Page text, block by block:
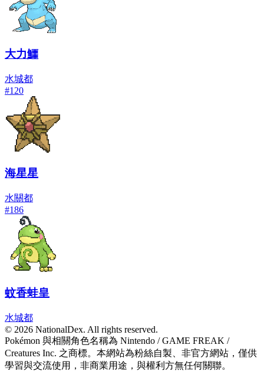
大力鱷
水城都
#120
海星星
水關都
#186
蚊香蛙皇
水城都
© 2026 NationalDex. All rights reserved.
Pokémon 與相關角色名稱為 Nintendo / GAME FREAK /
Creatures Inc. 之商標。本網站為粉絲自製、非官方網站，僅供
學習與交流使用，非商業用途，與權利方無任何關聯。